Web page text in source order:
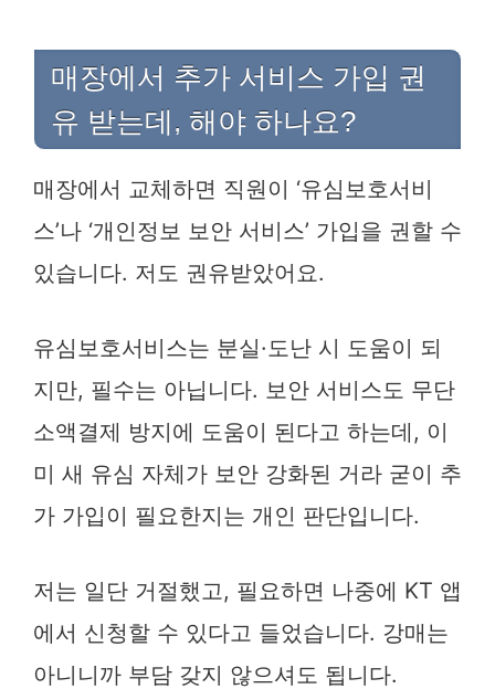
매장에서 추가 서비스 가입 권
유 받는데, 해야 하나요?
매장에서 교체하면 직원이 ‘유심보호서비
스’나 ‘개인정보 보안 서비스’ 가입을 권할 수
있습니다. 저도 권유받았어요.
유심보호서비스는 분실·도난 시 도움이 되
지만, 필수는 아닙니다. 보안 서비스도 무단
소액결제 방지에 도움이 된다고 하는데, 이
미 새 유심 자체가 보안 강화된 거라 굳이 추
가 가입이 필요한지는 개인 판단입니다.
저는 일단 거절했고, 필요하면 나중에 KT 앱
에서 신청할 수 있다고 들었습니다. 강매는
아니니까 부담 갖지 않으셔도 됩니다.